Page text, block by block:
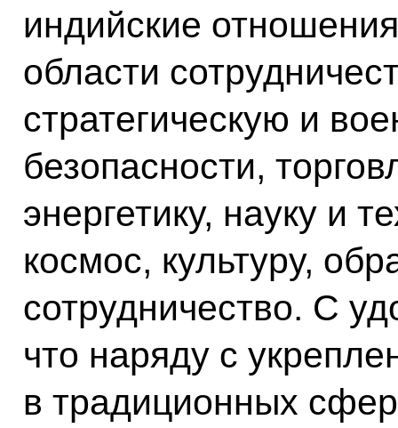
индийские
области
стратегическую и
безопасности,
энергетику, науку и
космос, культуру,
сотрудничество. С
что наряду с
в традиционных